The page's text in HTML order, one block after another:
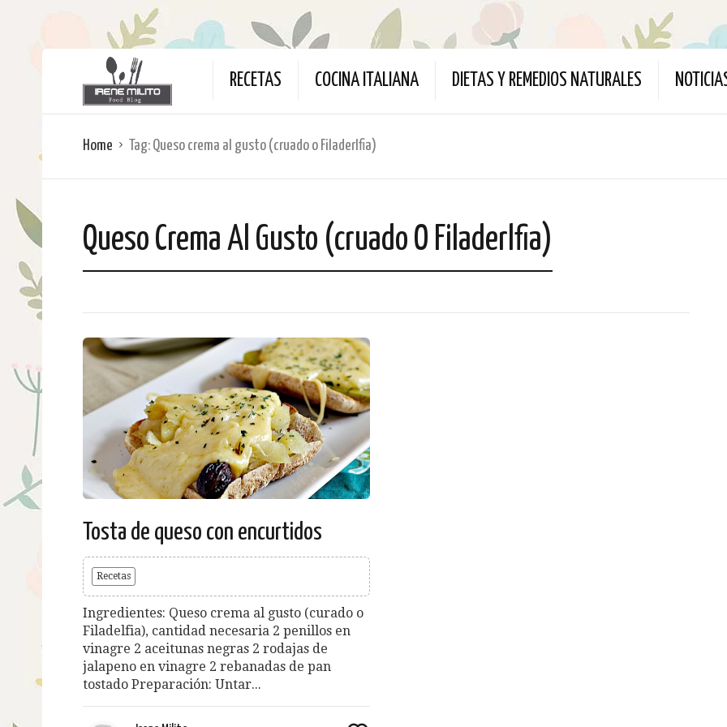
RECETAS COCINA ITALIANA DIETAS Y REMEDIOS NATURALES
Home Tag: Queso crema al gusto (cruado o Filaderlfia)
Queso Crema Al Gusto (cruado O Filaderlfia)
Tosta de queso con encurtidos
Recetas
Ingredientes: Queso crema al gusto (curado o
Filadelfia), cantidad necesaria 2 penillos en
vinagre 2 aceitunas negras 2 rodajas de
jalapeno en vinagre 2 rebanadas de pan
tostado Preparación: Untar...